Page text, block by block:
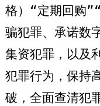
格）“定期回购
骗犯罪、承诺数
集资犯罪，以及
犯罪行为，保持
破，全面查清犯